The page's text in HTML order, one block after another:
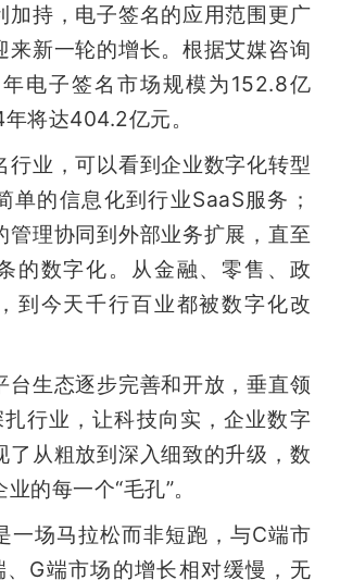
加持，电子签名的应用范围更广
来新一轮的增长。根据艾媒咨询
电子签名市场规模为152.8亿
将达404.2亿元。
行业，可以看到企业数字化转型
单的信息化到行业SaaS服务；
管理协同到外部业务扩展，直至
的数字化。从金融、零售、政
到今天千行百业都被数字化改
台生态逐步完善和开放，垂直领
行业，让科技向实，企业数字
了从粗放到深入细致的升级，数
的每一个“毛孔”。
一场马拉松而非短跑，与C端市
、G端市场的增长相对缓慢，无